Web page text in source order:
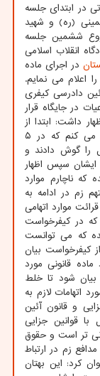
در ابتدای جلسه
(ره) و شهید
عنوان کرد: در مورخ ۲۰ خرداد ۹۹ شروع ششمین جلسه
متهم پرونده، روح الله زم در شعبه ۱۵ دادگاه انقلاب اسلامی
در اجرای ماده
اعلام می نمایم.
مواد ۳۵۴ و ۳۵۸ قانون آئین دادرسی کیفری
در جایگاه قرار
داشت: ابتدا از
ریاست محترم دادگاه و نماینده دادستان تشکر می کنم که در ۵
را گوش دادند و
ایشان سپس اظهار
ناچارم موارد
زم در ادامه به
موارد اتهامی
که در کیفرخواست
که می توانست
کیفرخواست بیان
قانونی مورد
بیان شود تا خلط
اتهامات لازم به
و قانون آئین
با قوانین جزایی
تر است و حقوق
زم در ارتباط
کرد: این بهتان